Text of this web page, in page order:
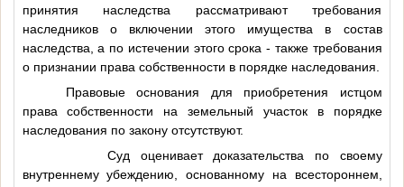
принятия наследства рассматривают требования
наследников о включении этого имущества в состав
наследства, а по истечении этого срока - также требования
о признании права собственности в порядке наследования.
Правовые основания для приобретения истцом
права собственности на земельный участок в порядке
наследования по закону отсутствуют.
Суд оценивает доказательства по своему
внутреннему убеждению, основанному на всестороннем,